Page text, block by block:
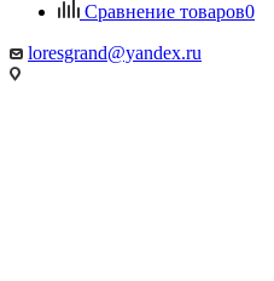
Сравнение товаров0
loresgrand@yandex.ru